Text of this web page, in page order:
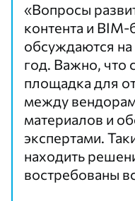
«Вопросы
контента и
обсуждаются
год. Важно, что
площадка для
между
материалов и
экспертами.
находить
востребованы